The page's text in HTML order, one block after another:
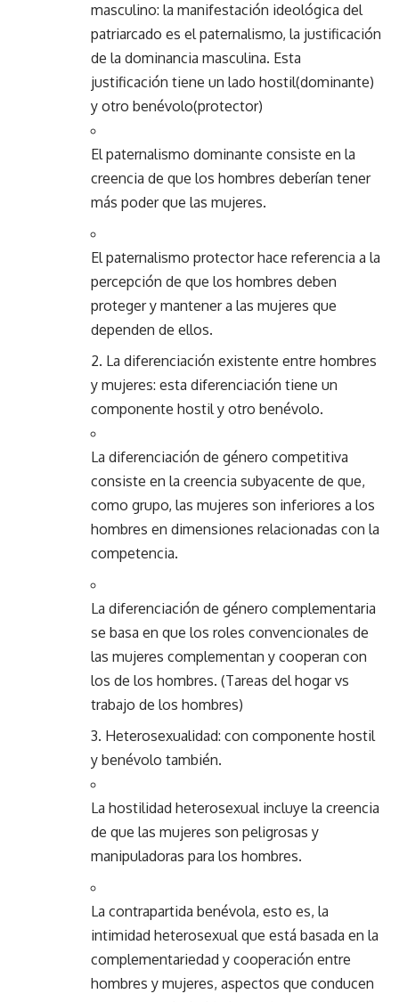
masculino: la manifestación ideológica del
patriarcado es el paternalismo, la justificación
de la dominancia masculina. Esta
justificación tiene un lado hostil(dominante)
y otro benévolo(protector)
El paternalismo dominante consiste en la
creencia de que los hombres deberían tener
más poder que las mujeres.
El paternalismo protector hace referencia a la
percepción de que los hombres deben
proteger y mantener a las mujeres que
dependen de ellos.
2. La diferenciación existente entre hombres
y mujeres: esta diferenciación tiene un
componente hostil y otro benévolo.
La diferenciación de género competitiva
consiste en la creencia subyacente de que,
como grupo, las mujeres son inferiores a los
hombres en dimensiones relacionadas con la
competencia.
La diferenciación de género complementaria
se basa en que los roles convencionales de
las mujeres complementan y cooperan con
los de los hombres. (Tareas del hogar vs
trabajo de los hombres)
3. Heterosexualidad: con componente hostil
y benévolo también.
La hostilidad heterosexual incluye la creencia
de que las mujeres son peligrosas y
manipuladoras para los hombres.
La contrapartida benévola, esto es, la
intimidad heterosexual que está basada en la
complementariedad y cooperación entre
hombres y mujeres, aspectos que conducen